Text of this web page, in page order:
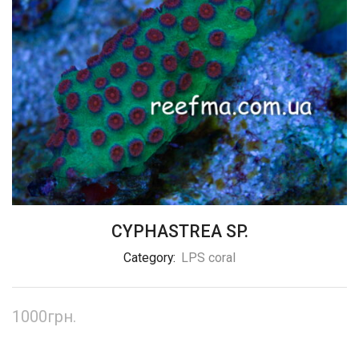
CYPHASTREA SP.
Category: LPS coral
1000грн.